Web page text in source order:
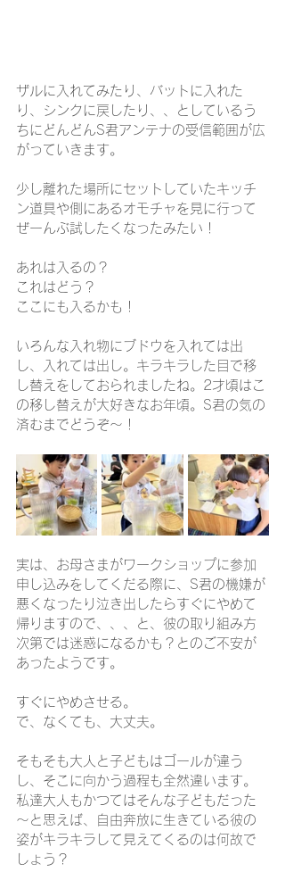
ザルに入れてみたり、バットに入れた
り、シンクに戻したり、、としているう
ちにどんどんS君アンテナの受信範囲が広
がっていきます。
少し離れた場所にセットしていたキッチ
ン道具や側にあるオモチャを見に行って
ぜーんぶ試したくなったみたい！
あれは入るの？
これはどう？
ここにも入るかも！
いろんな入れ物にブドウを入れては出
し、入れては出し。キラキラした目で移
し替えをしておられましたね。2才頃はこ
の移し替えが大好きなお年頃。S君の気の
済むまでどうぞ～！
実は、お母さまがワークショップに参加
申し込みをしてくだる際に、S君の機嫌が
悪くなったり泣き出したらすぐにやめて
帰りますので、、、と、彼の取り組み方
次第では迷惑になるかも？とのご不安が
あったようです。
すぐにやめさせる。
で、なくても、大丈夫。
そもそも大人と子どもはゴールが違う
し、そこに向かう過程も全然違います。
私達大人もかつてはそんな子どもだった
～と思えば、自由奔放に生きている彼の
姿がキラキラして見えてくるのは何故で
しょう？